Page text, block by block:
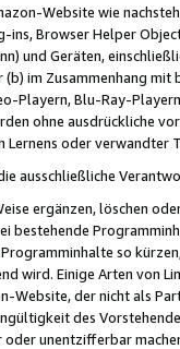
Website wie
Browser Helper
und Geräten,
(b) im Zusammenhang
Blu-Ray-
ohne ausdrückliche
Lernens oder
ausschließliche
ergänzen, löschen
bestehende
so
wird. Einige Arten von
Website, der nicht als
des
oder unentzifferbar